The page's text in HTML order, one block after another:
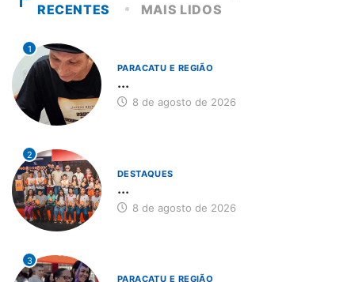
RECENTES MAIS LIDOS
1
PARACATU E REGIÃO
...
8 de agosto de 2026
2
DESTAQUES
...
8 de agosto de 2026
3
PARACATU E REGIÃO